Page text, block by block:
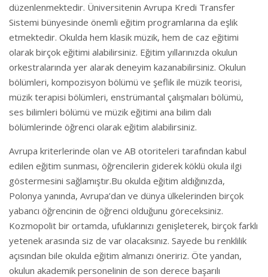
düzenlenmektedir. Üniversitenin Avrupa Kredi Transfer
Sistemi bünyesinde önemli eğitim programlarına da eşlik
etmektedir. Okulda hem klasik müzik, hem de caz eğitimi
olarak birçok eğitimi alabilirsiniz. Eğitim yıllarınızda okulun
orkestralarında yer alarak deneyim kazanabilirsiniz. Okulun
bölümleri, kompozisyon bölümü ve şeflik ile müzik teorisi,
müzik terapisi bölümleri, enstrümantal çalışmaları bölümü,
ses bilimleri bölümü ve müzik eğitimi ana bilim dalı
bölümlerinde öğrenci olarak eğitim alabilirsiniz.
Avrupa kriterlerinde olan ve AB otoriteleri tarafından kabul
edilen eğitim sunması, öğrencilerin giderek köklü okula ilgi
göstermesini sağlamıştır.Bu okulda eğitim aldığınızda,
Polonya yanında, Avrupa’dan ve dünya ülkelerinden birçok
yabancı öğrencinin de öğrenci olduğunu göreceksiniz.
Kozmopolit bir ortamda, ufuklarınızı genişleterek, birçok farklı
yetenek arasında siz de var olacaksınız. Sayede bu renklilik
açısından bile okulda eğitim almanızı öneririz. Öte yandan,
okulun akademik personelinin de son derece başarılı